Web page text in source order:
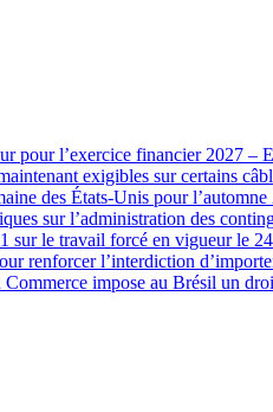
pour l’exercice financier 2027 –
exigibles sur certains
des États-Unis pour l’automne
sur l’administration des
sur le travail forcé en vigueur le
renforcer l’interdiction
impose au Brésil un